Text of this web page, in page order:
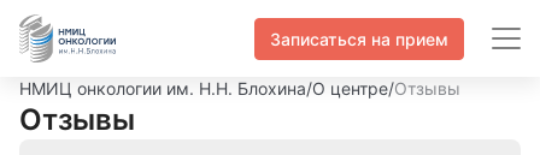
Записаться на прием
НМИЦ онкологии им. Н.Н. Блохина/О центре/Отзывы
Отзывы